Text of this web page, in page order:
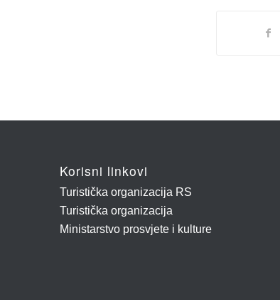
Korisni linkovi
Turistička organizacija RS
Turistička organizacija
Ministarstvo prosvjete i kulture